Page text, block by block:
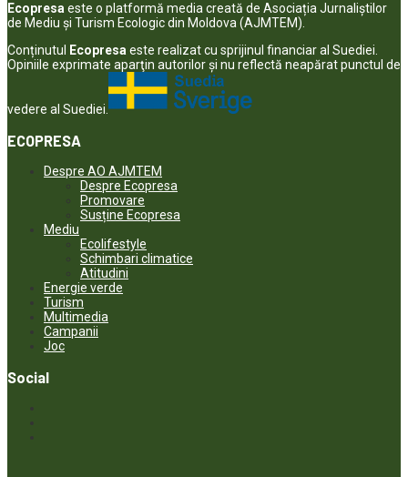
Ecopresaeste o platformă media creată de Asociația Jurnaliștilor
de Mediu și Turism Ecologic din Moldova (AJMTEM).
Conținutul
Ecopresaeste realizat cu sprijinul financiar al Suediei.
Opiniile exprimate aparţin autorilor şi nu reflectă neapărat punctul de
vedere al Suediei.
ECOPRESA
Despre AO AJMTEM
Despre Ecopresa
Promovare
Susține Ecopresa
Mediu
Ecolifestyle
Schimbari climatice
Atitudini
Energie verde
Turism
Multimedia
Campanii
Joc
Social